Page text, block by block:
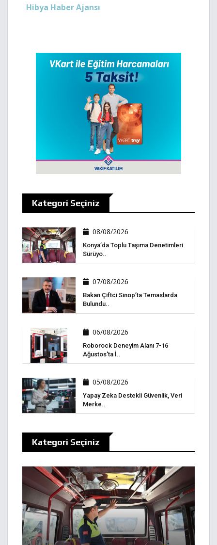
Hibya Haber Ajansı
Kategori Seçiniz
08/08/2026
Konya’da Toplu Taşıma Denetimleri
Sürüyo..
07/08/2026
Bakan Çiftci Sinop’ta Temaslarda
Bulundu..
06/08/2026
Roborock Deneyim Alanı 7-16
Ağustos'ta İ..
05/08/2026
Yapay Zeka Destekli Güvenlik, Veri
Merke..
Kategori Seçiniz